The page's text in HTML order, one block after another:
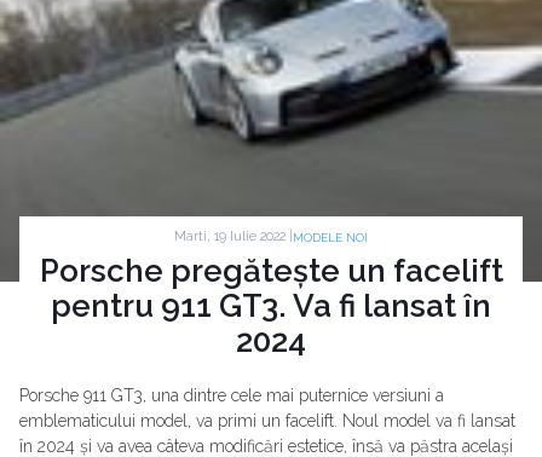
Marti, 19 Iulie 2022 | MODELE NOI
Porsche pregătește un facelift
pentru 911 GT3. Va fi lansat în
2024
Porsche 911 GT3, una dintre cele mai puternice versiuni a
emblematicului model, va primi un facelift. Noul model va fi lansat
în 2024 și va avea câteva modificări estetice, însă va păstra același